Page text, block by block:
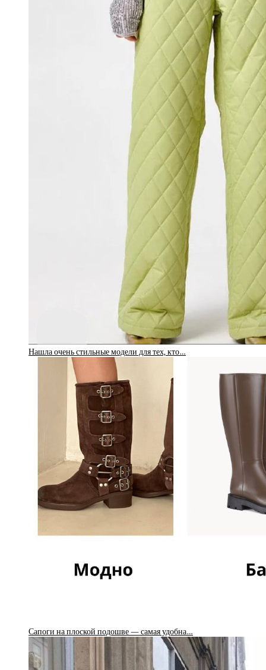
Нашла очень стильные модели для тех, кто…
Сапоги на плоской подошве — самая удобна…